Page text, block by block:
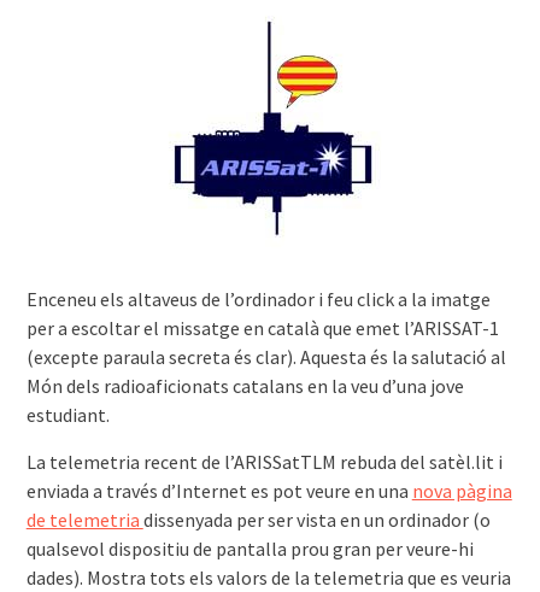
Enceneu els altaveus de l’ordinador i feu click a la imatge
per a escoltar el missatge en català que emet l’ARISSAT-1
(excepte paraula secreta és clar). Aquesta és la salutació al
Món dels radioaficionats catalans en la veu d’una jove
estudiant.
La telemetria recent de l’ARISSatTLM rebuda del satèl.lit i
enviada a través d’Internet es pot veure en una nova pàgina
de telemetria dissenyada per ser vista en un ordinador (o
qualsevol dispositiu de pantalla prou gran per veure-hi
dades). Mostra tots els valors de la telemetria que es veuria